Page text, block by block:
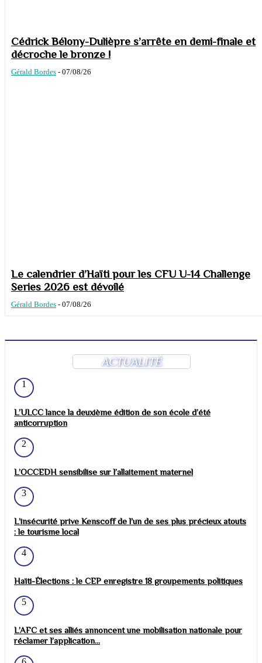
Cédrick Bélony-Dulièpre s’arrête en demi-finale et
décroche le bronze !
Gérald Bordes - 07/08/26
Le calendrier d’Haïti pour les CFU U-14 Challenge
Series 2026 est dévoilé
Gérald Bordes - 07/08/26
ACTUALITÉ
1
L’ULCC lance la deuxième édition de son école d’été
anticorruption
2
L’OCCEDH sensibilise sur l’allaitement maternel
3
L’insécurité prive Kenscoff de l’un de ses plus précieux atouts
: le tourisme local
4
Haïti-Élections : le CEP enregistre 18 groupements politiques
5
L’AFC et ses alliés annoncent une mobilisation nationale pour
réclamer l’application...